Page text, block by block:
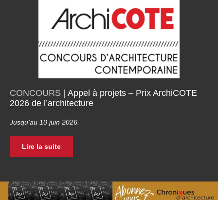
CONCOURS | Appel à projets – Prix ArchiCOTE
2026 de l’architecture
Jusqu’au 10 juin 2026.
Lire la suite